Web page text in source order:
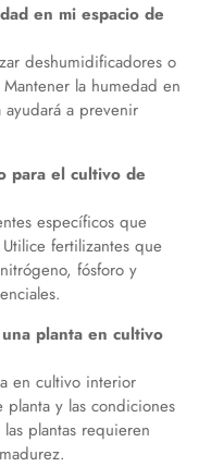
en mi espacio de
deshumidificadores o
la humedad en
a prevenir
para el cultivo de
específicos que
fertilizantes que
fósforo y
planta en cultivo
en cultivo interior
y las condiciones
plantas requieren